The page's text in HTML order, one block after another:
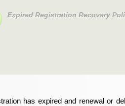
Expired Registration Recovery
has expired and renewal or
ist abgelaufen und die